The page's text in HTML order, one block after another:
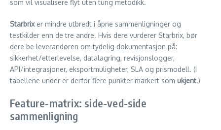
som vil visualisere flyt uten tung metodikk.
Starbrixer mindre utbredt i åpne sammenligninger og
testkilder enn de tre andre. Hvis dere vurderer Starbrix, bør
dere be leverandøren om tydelig dokumentasjon på:
sikkerhet/etterlevelse, datalagring, revisjonslogger,
API/integrasjoner, eksportmuligheter, SLA og prismodell. (I
tabellene under er derfor flere punkter markert som ukjent.)
Feature-matrix: side-ved-side
sammenligning